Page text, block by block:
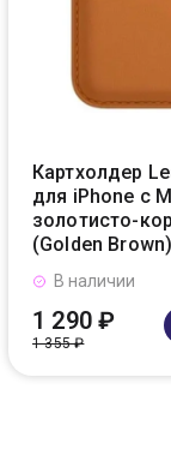
Картхолдер
для iPhone с
золотисто-
(Golden Brown)
В наличии
1 290 ₽
1 355 ₽